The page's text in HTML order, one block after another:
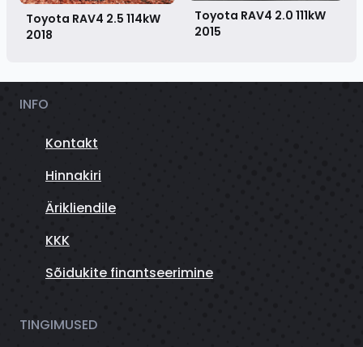
Toyota RAV4 2.5 114kW
2018
Toyota RAV4 2.0 111kW
2015
INFO
Kontakt
Hinnakiri
Ärikliendile
KKK
Sõidukite finantseerimine
TINGIMUSED